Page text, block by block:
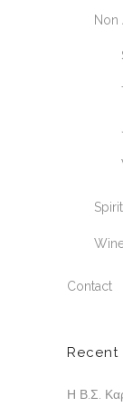
Non
Contact
Recent
Η Β.Σ.